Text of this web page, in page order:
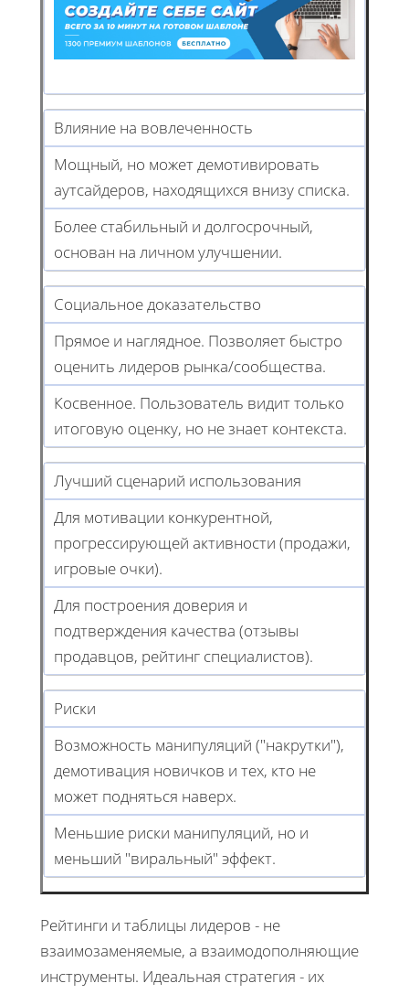
Влияние на вовлеченность
Мощный, но может демотивировать
аутсайдеров, находящихся внизу списка.
Более стабильный и долгосрочный,
основан на личном улучшении.
Социальное доказательство
Прямое и наглядное. Позволяет быстро
оценить лидеров рынка/сообщества.
Косвенное. Пользователь видит только
итоговую оценку, но не знает контекста.
Лучший сценарий использования
Для мотивации конкурентной,
прогрессирующей активности (продажи,
игровые очки).
Для построения доверия и
подтверждения качества (отзывы
продавцов, рейтинг специалистов).
Риски
Возможность манипуляций ("накрутки"),
демотивация новичков и тех, кто не
может подняться наверх.
Меньшие риски манипуляций, но и
меньший "виральный" эффект.
Рейтинги и таблицы лидеров - не
взаимозаменяемые, а взаимодополняющие
инструменты. Идеальная стратегия - их